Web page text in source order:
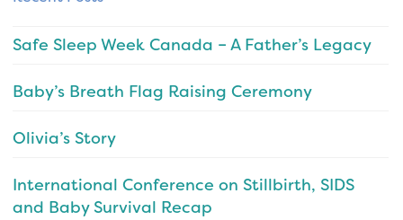
Safe Sleep Week Canada – A Father’s Legacy
Baby’s Breath Flag Raising Ceremony
Olivia’s Story
International Conference on Stillbirth, SIDS
and Baby Survival Recap